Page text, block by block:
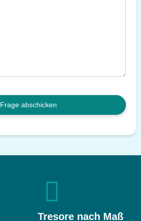
Frage abschicken
Tresore nach Maß